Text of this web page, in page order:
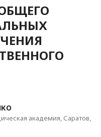
академия, Саратов,